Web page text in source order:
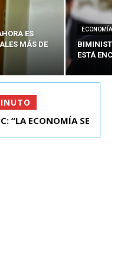
ES
MÁS DE
ECONOMÍA
BIMINISTRO
ESTÁ
ELECTO DE
ECONOMÍA SE